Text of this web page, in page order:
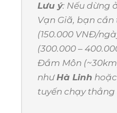
Lưu ý: Nếu dừng
Vạn Giã, bạn cần
(150.000 VNĐ/
(300.000 –
Đầm Môn
nhưHà Linh hoặc
tuyến chạy